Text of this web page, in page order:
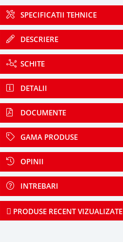
SPECIFICATII TEHNICE
DESCRIERE
SCHITE
DETALII
DOCUMENTE
GAMA PRODUSE
OPINII
INTREBARI
PRODUSE RECENT VIZUALIZATE